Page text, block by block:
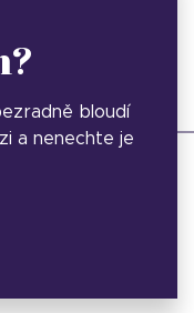
bloudí
a nenechte je